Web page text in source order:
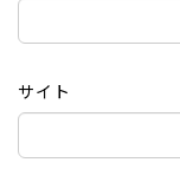
サイト